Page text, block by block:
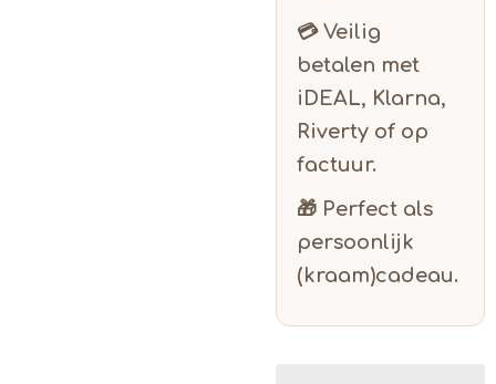
💳 Veilig
betalen met
iDEAL, Klarna,
Riverty of op
factuur.
🎁 Perfect als
persoonlijk
(kraam)cadeau.